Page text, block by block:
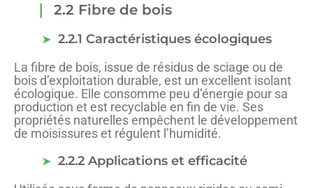
2.2 Fibre de bois
2.2.1 Caractéristiques écologiques
La fibre de bois, issue de résidus de sciage ou de
bois d’exploitation durable, est un excellent isolant
écologique. Elle consomme peu d’énergie pour sa
production et est recyclable en fin de vie. Ses
propriétés naturelles empêchent le développement
de moisissures et régulent l’humidité.
2.2.2 Applications et efficacité